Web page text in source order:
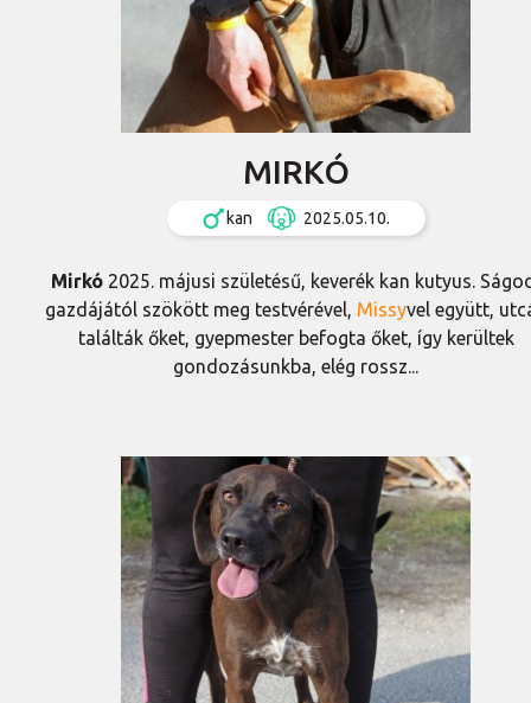
MIRKÓ
kan 2025.05.10.
Mirkó 2025. májusi születésű, keverék kan kutyus.
gazdájától szökött meg testvérével, Missyvel együtt,
találták őket, gyepmester befogta őket, így kerültek
gondozásunkba, elég rossz...